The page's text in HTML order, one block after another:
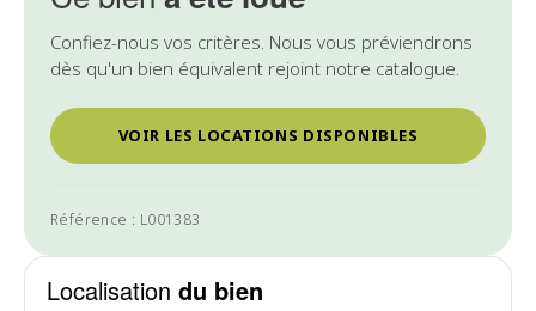
Confiez-nous vos critères. Nous vous préviendrons
dès qu'un bien équivalent rejoint notre catalogue.
VOIR LES LOCATIONS DISPONIBLES
Référence : L001383
Localisation du bien